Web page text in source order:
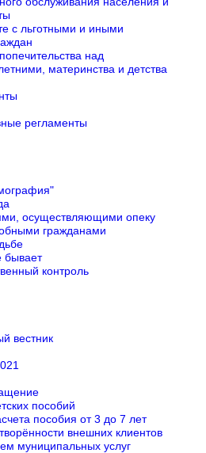
с льготными и иными
над
материнства и детства
регламенты
осуществляющими опеку
гражданами
бывает
контроль
вестник
пособий
пособия от 3 до 7 лет
внешних клиентов
муниципальных услуг